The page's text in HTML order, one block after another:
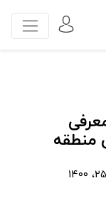
منطقه